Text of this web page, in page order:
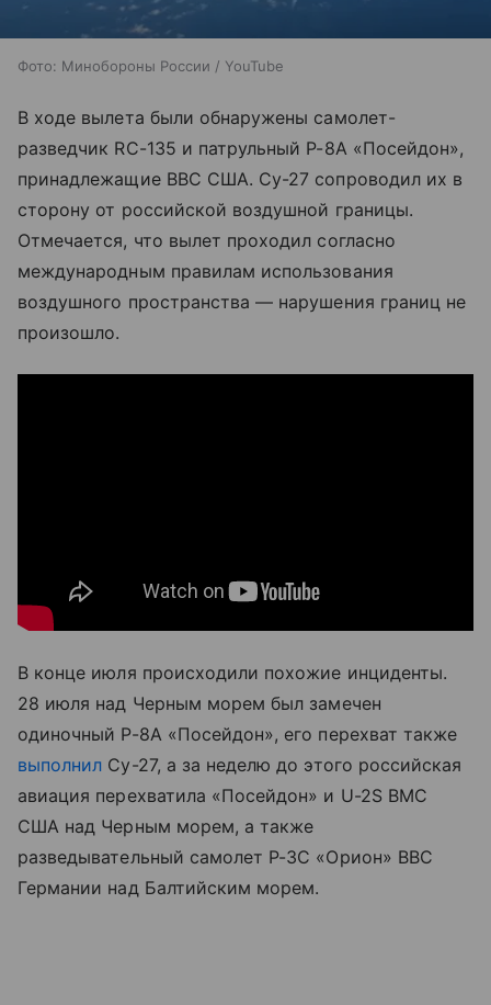
Фото: Минобороны России / YouTube
В ходе вылета были обнаружены самолет-
разведчик RC-135 и патрульный P-8A «Посейдон»,
принадлежащие ВВС США. Су-27 сопроводил их в
сторону от российской воздушной границы.
Отмечается, что вылет проходил согласно
международным правилам использования
воздушного пространства — нарушения границ не
произошло.
В конце июля происходили похожие инциденты.
28 июля над Черным морем был замечен
одиночный Р-8А «Посейдон», его перехват также
выполнил Су-27, а за неделю до этого российская
авиация перехватила «Посейдон» и U-2S ВМС
США над Черным морем, а также
разведывательный самолет Р-3С «Орион» ВВС
Германии над Балтийским морем.